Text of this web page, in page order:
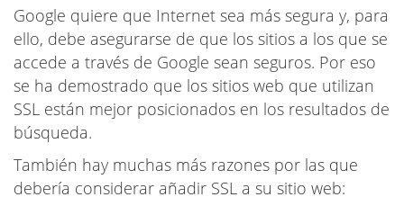
Google quiere que Internet sea más segura y, para
ello, debe asegurarse de que los sitios a los que se
accede a través de Google sean seguros. Por eso
se ha demostrado que los sitios web que utilizan
SSL están mejor posicionados en los resultados de
búsqueda.
También hay muchas más razones por las que
debería considerar añadir SSL a su sitio web: